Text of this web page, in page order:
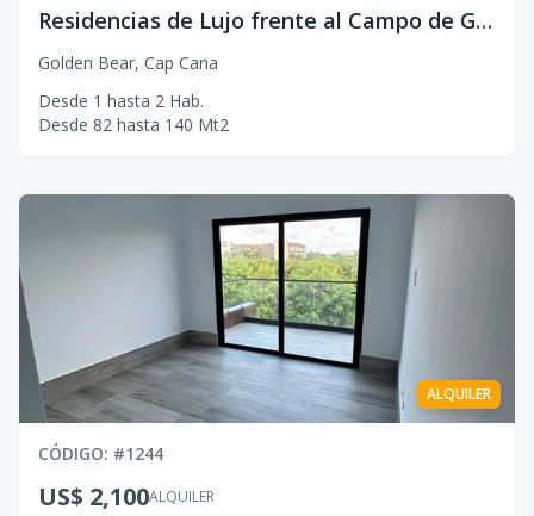
Residencias de Lujo frente al Campo de Golf en Cap Cana
Golden Bear, Cap Cana
Desde 1 hasta 2 Hab.
Desde 82 hasta 140 Mt2
ALQUILER
CÓDIGO: #1244
ALQUILER
US$ 2,100